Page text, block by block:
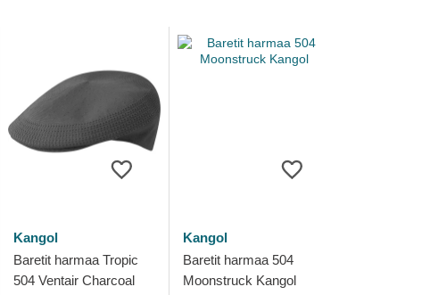
Kangol
Baretit harmaa Tropic
504 Ventair Charcoal
Kangol
Baretit harmaa 504
Moonstruck Kangol